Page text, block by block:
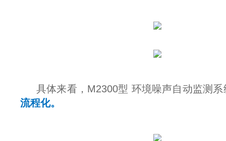
具体来看，M2300型 环境噪声自动监测
流程化。